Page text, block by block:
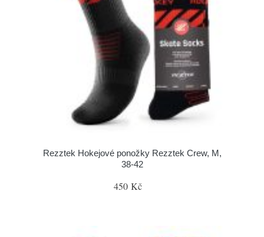
Rezztek Hokejové ponožky Rezztek Crew, M,
38-42
450 Kč